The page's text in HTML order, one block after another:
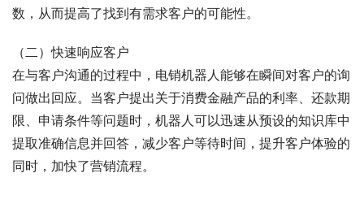
数，从而提高了找到有需求客户的可能性。
（二）快速响应客户
在与客户沟通的过程中，电销机器人能够在瞬间对客户的询
问做出回应。当客户提出关于消费金融产品的利率、还款期
限、申请条件等问题时，机器人可以迅速从预设的知识库中
提取准确信息并回答，减少客户等待时间，提升客户体验的
同时，加快了营销流程。